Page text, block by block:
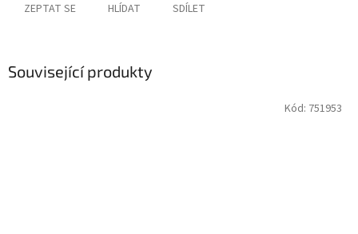
ZEPTAT SE HLÍDAT SDÍLET
Související produkty
Kód: 751953